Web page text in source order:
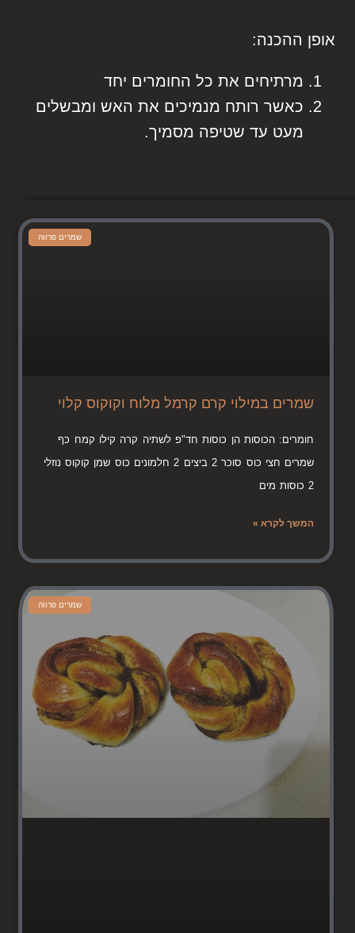
אופן ההכנה:
מרתיחים את כל החומרים יחד
כאשר רותח מנמיכים את האש ומבשלים
מעט עד שטיפה מסמיך.
שמרים פרווה
שמרים במילוי קרם קרמל מלוח וקוקוס קלוי
חומרים: הכוסות הן כוסות חד"פ לשתיה קרה קילו קמח כף
שמרים חצי כוס סוכר 2 ביצים 2 חלמונים כוס שמן קוקוס נוזלי
2 כוסות מים
המשך לקרא »
שמרים פרווה